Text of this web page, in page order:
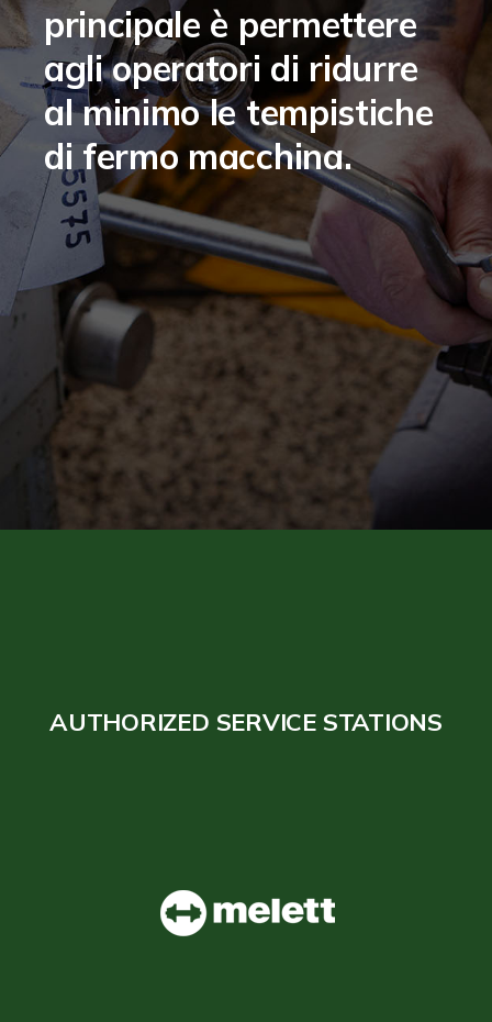
principale è permettere
agli operatori di ridurre
al minimo le tempistiche
di fermo macchina.
AUTHORIZED SERVICE STATIONS